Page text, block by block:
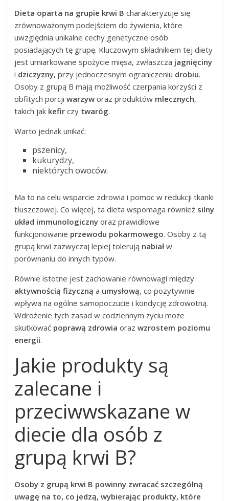
Dieta oparta na grupie krwi B charakteryzuje się
zrównoważonym podejściem do żywienia, które
uwzględnia unikalne cechy genetyczne osób
posiadających tę grupę. Kluczowym składnikiem tej diety
jest umiarkowane spożycie mięsa, zwłaszcza jagnięciny
i dziczyzny, przy jednoczesnym ograniczeniu drobiu.
Osoby z grupą B mają możliwość czerpania korzyści z
obfitych porcjiwarzyw oraz produktów mlecznych,
takich jak kefir czy twaróg.
Warto jednak unikać:
pszenicy,
kukurydzy,
niektórych owoców.
Ma to na celu wsparcie zdrowia i pomoc w redukcji tkanki
tłuszczowej. Co więcej, ta dieta wspomaga również silny
układ immunologiczny oraz prawidłowe
funkcjonowanie przewodu pokarmowego. Osoby z tą
grupą krwi zazwyczaj lepiej tolerują nabiał w
porównaniu do innych typów.
Równie istotne jest zachowanie równowagi między
aktywnością fizyczną a umysłową, co pozytywnie
wpływa na ogólne samopoczucie i kondycję zdrowotną.
Wdrożenie tych zasad w codziennym życiu może
skutkować poprawą zdrowia orazwzrostem poziomu
energii.
Jakie produkty są
zalecane i
przeciwwskazane w
diecie dla osób z
grupą krwi B?
Osoby z grupą krwi B powinny zwracać szczególną
uwagę na to, co jedzą, wybierając produkty, które